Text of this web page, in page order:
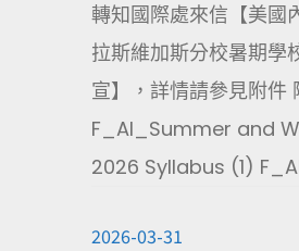
轉知國際處來信【美國
拉斯維加斯分校暑期學
宣】，詳情請參見附件
F_AI_Summer and
2026 Syllabus (1)
2026-03-31